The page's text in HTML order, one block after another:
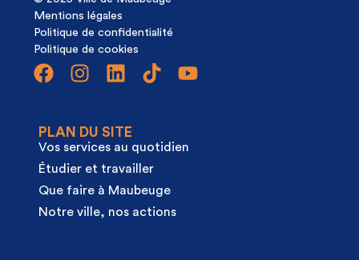
Mentions légales
Politique de confidentialité
Politique de cookies
PLAN DU SITE
Vos services au quotidien
Étudier et travailler
Que faire à Maubeuge
Notre ville, nos actions